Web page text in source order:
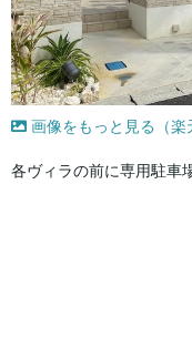
画像をもっと見る（楽
各ヴィラの前に専用駐車